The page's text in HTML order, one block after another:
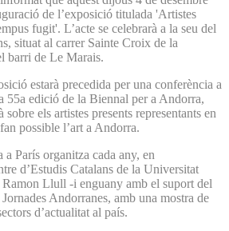
de l’exposició titulada 'Artistes
fugit'. L’acte se celebrarà a la seu del
situat al carrer Sainte Croix de la
barri de Le Marais.
estarà precedida per una conferència a
55a edició de la Biennal per a Andorra,
els artistes presents representants en
possible l’art a Andorra.
París organitza cada any, en
d’Estudis Catalans de la Universitat
Llull -i enguany amb el suport del
Andorranes, amb una mostra de
d’actualitat al país.